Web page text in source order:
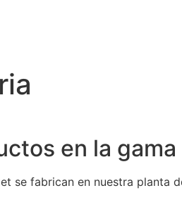
en la
se fabrican en nuestra